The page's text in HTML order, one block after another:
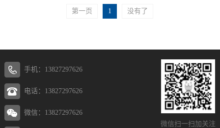
第一页 1 没有了
微信扫一扫加关注
手机：13827297626
电话：13827297626
微信：13827297626